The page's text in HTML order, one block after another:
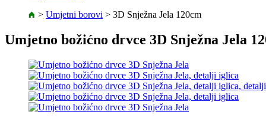
> Umjetni borovi > 3D Snježna Jela 120cm
Umjetno božićno drvce 3D Snježna Jela